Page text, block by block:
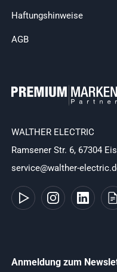
Haftungshinweise
AGB
WALTHER ELECTRIC
Ramsener Str. 6, 67304
service@walther-
Anmeldung zum